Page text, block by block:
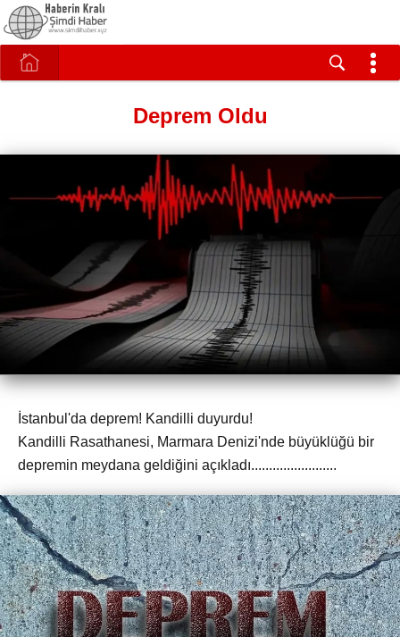
Deprem Oldu
İstanbul'da deprem! Kandilli duyurdu!
Kandilli Rasathanesi, Marmara Denizi'nde büyüklüğü bir
depremin meydana geldiğini açıkladı........................